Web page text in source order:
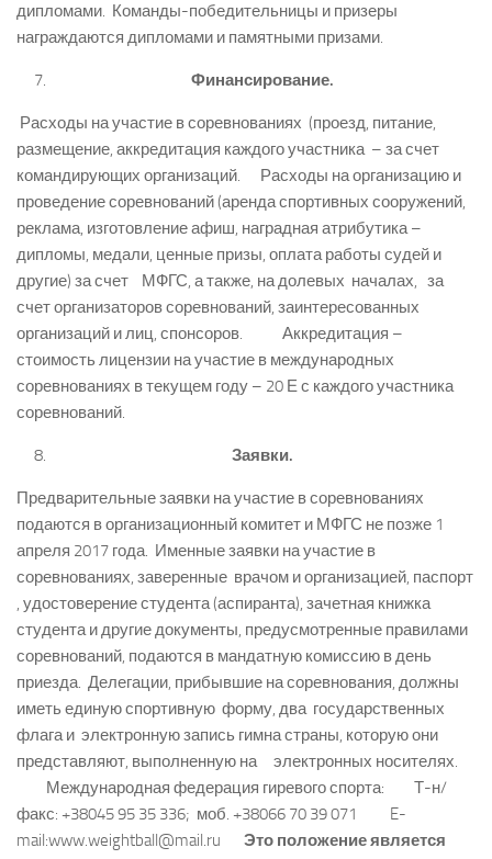
дипломами. Команды-победительницы и призеры
награждаются дипломами и памятными призами.
Финансирование.
Расходы на участие в соревнованиях (проезд, питание,
размещение, аккредитация каждого участника – за счет
командирующих организаций. Расходы на организацию и
проведение соревнований (аренда спортивных сооружений,
реклама, изготовление афиш, наградная атрибутика –
дипломы, медали, ценные призы, оплата работы судей и
другие) за счет МФГС, а также, на долевых началах, за
счет организаторов соревнований, заинтересованных
организаций и лиц, спонсоров. Аккредитация –
стоимость лицензии на участие в международных
соревнованиях в текущем году – 20 Е с каждого участника
соревнований.
Заявки.
Предварительные заявки на участие в соревнованиях
подаются в организационный комитет и МФГС не позже 1
апреля 2017 года. Именные заявки на участие в
соревнованиях, заверенные врачом и организацией, паспорт
, удостоверение студента (аспиранта), зачетная книжка
студента и другие документы, предусмотренные правилами
соревнований, подаются в мандатную комиссию в день
приезда. Делегации, прибывшие на соревнования, должны
иметь единую спортивную форму, два государственных
флага и электронную запись гимна страны, которую они
представляют, выполненную на электронных носителях.
Международная федерация гиревого спорта: Т-н/
факс: +38045 95 35 336; моб. +38066 70 39 071 E-
mail:www.weightball@mail.ru Это положение является